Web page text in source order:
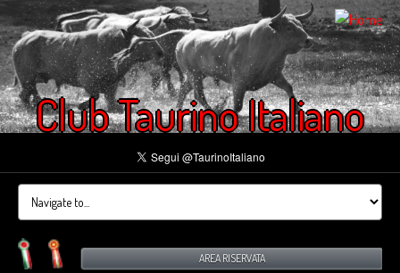
Club Taurino Italiano
AREA RISERVATA